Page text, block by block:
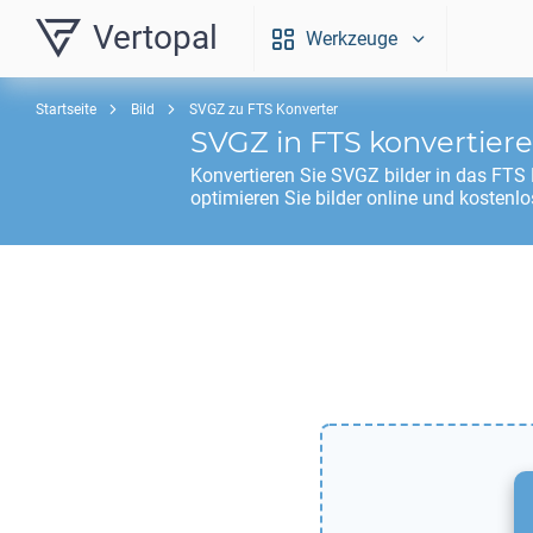
Vertopal Werkzeuge
Startseite Bild SVGZ zu FTS Konverter
SVGZ in FTS
Konvertieren Sie SVGZ bilder in das FTS
optimieren Sie bilder online und